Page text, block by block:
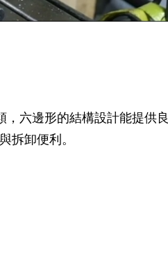
六邊形的結構設計能提供良
拆卸便利。